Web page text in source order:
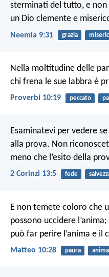
sterminati del tutto, e non
un Dio clemente e
Neemia 9:31 grazia
Nella moltitudine delle
chi frena le sue labbra è
Proverbi 10:19 peccato
Esaminatevi per vedere
alla prova. Non
meno che l’esito della
2 Corinzi 13:5 fede
E non temete coloro che
possono uccidere
può far perire l’anima e il
Matteo 10:28 paura anima